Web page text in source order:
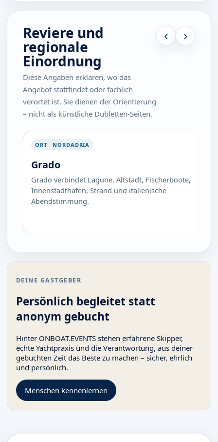
Reviere und
regionale
Einordnung
Diese Angaben erklären, wo das
Angebot stattfindet oder fachlich
verortet ist. Sie dienen der Orientierung
– nicht als künstliche Dubletten-Seiten.
‹ ›
ORT · NORDADRIA
Grado
Grado verbindet Lagune, Altstadt, Fischerboote,
Innenstadthafen, Strand und italienische
Abendstimmung.
DEINE GASTGEBER
Persönlich begleitet statt
anonym gebucht
Hinter ONBOAT.EVENTS stehen erfahrene Skipper,
echte Yachtpraxis und die Verantwortung, aus deiner
gebuchten Zeit das Beste zu machen – sicher, ehrlich
und persönlich.
Menschen kennenlernen